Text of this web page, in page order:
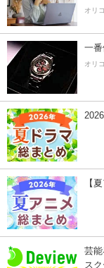
オリ
一
オリ
【
芸
ス